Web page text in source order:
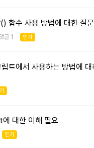
수 사용 방법에 대한 질문
글 1 인기
트에서 사용하는 방법에 대
대한 이해 필요
인기